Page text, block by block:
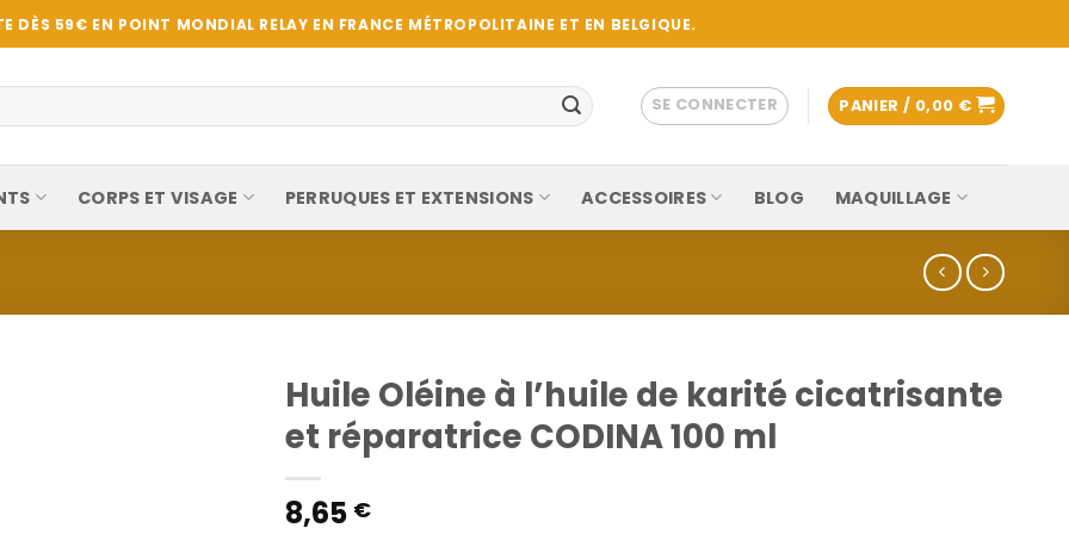
DÈS 59€ EN POINT MONDIAL RELAY EN FRANCE MÉTROPOLITAINE ET EN BELGIQUE.
SE CONNECTER PANIER / 0,00 €
CORPS ET VISAGE PERRUQUES ET EXTENSIONS ACCESSOIRES BLOG MAQUILLAGE
Huile Oléine à l’huile de karité cicatrisante
et réparatrice CODINA 100 ml
8,65 €